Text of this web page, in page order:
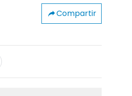
Compartir